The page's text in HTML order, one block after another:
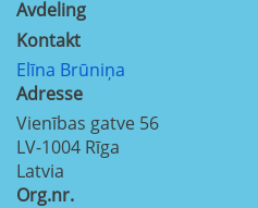
Avdeling
Kontakt
Elīna Brūniņa
Adresse
Vienības gatve 56
LV-1004 Rīga
Latvia
Org.nr.